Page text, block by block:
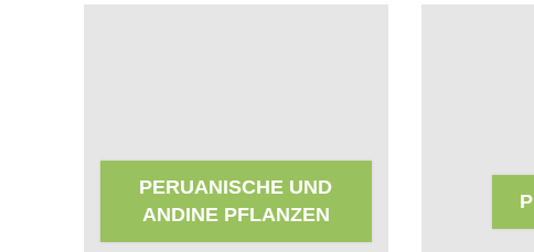
PERUANISCHE UND
ANDINE PFLANZEN